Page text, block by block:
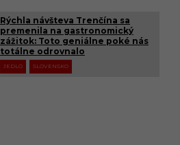
Rýchla návšteva Trenčína sa
premenila na gastronomický
zážitok: Toto geniálne poké nás
totálne odrovnalo
JEDLO SLOVENSKO